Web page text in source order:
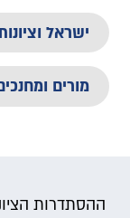
ישראל
מורים
ההסתדרות